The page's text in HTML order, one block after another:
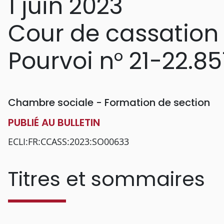
Cour de cassation
Pourvoi n° 21-
Chambre sociale - Formation de section
PUBLIÉ AU BULLETIN
ECLI:FR:CCASS:2023:SO00633
Titres et sommaires